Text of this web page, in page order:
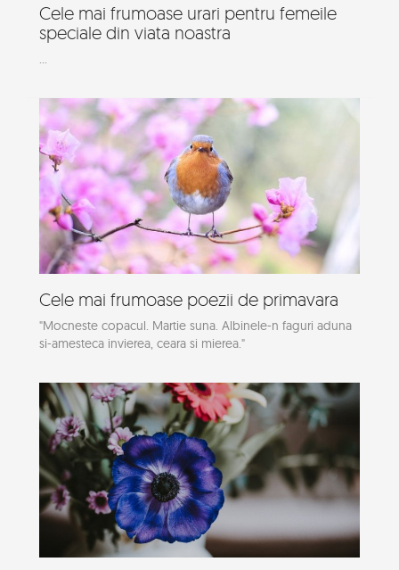
Cele mai frumoase urari pentru femeile
speciale din viata noastra
...
Cele mai frumoase poezii de primavara
"Mocneste copacul. Martie suna. Albinele-n faguri aduna
si-amesteca invierea, ceara si mierea."